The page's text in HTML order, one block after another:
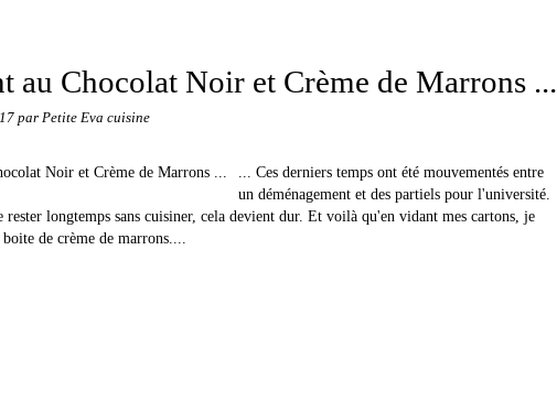
au Chocolat Noir et Crème de Marrons ...
par Petite Eva cuisine
... Ces derniers temps ont été mouvementés entre
un déménagement et des partiels pour l'université.
longtemps sans cuisiner, cela devient dur. Et voilà qu'en vidant mes cartons, je
de crème de marrons....